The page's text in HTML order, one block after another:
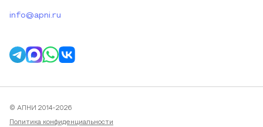
info@apni.ru
© АПНИ 2014-2026
Политика конфиденциальности